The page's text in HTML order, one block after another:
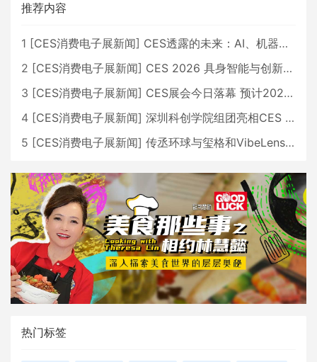
推荐内容
1 [CES消费电子展新闻] CES透露的未来：AI、机器人与智能生活大爆发
2 [CES消费电子展新闻] CES 2026 具身智能与创新领域 中国公司大放异彩
3 [CES消费电子展新闻] CES展会今日落幕 预计2026行业收入将超五千亿美元
4 [CES消费电子展新闻] 深圳科创学院组团亮相CES 广受好评
5 [CES消费电子展新闻] 传丞环球与玺格和VibeLens共同推出全新耳机
热门标签